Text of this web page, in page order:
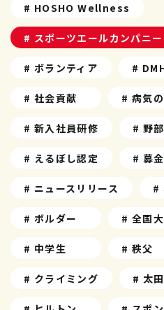
# HOSHO Wellness
# スポーツエールカンパニー
# ボランティア #
# 社会貢献 # 病気
# 新入社員研修 # 野
# えるぼし認定 # 募金
# ニュースリリース #
# ボルダー # 全国
# 中学生 # 秩父
# クライミング # 太